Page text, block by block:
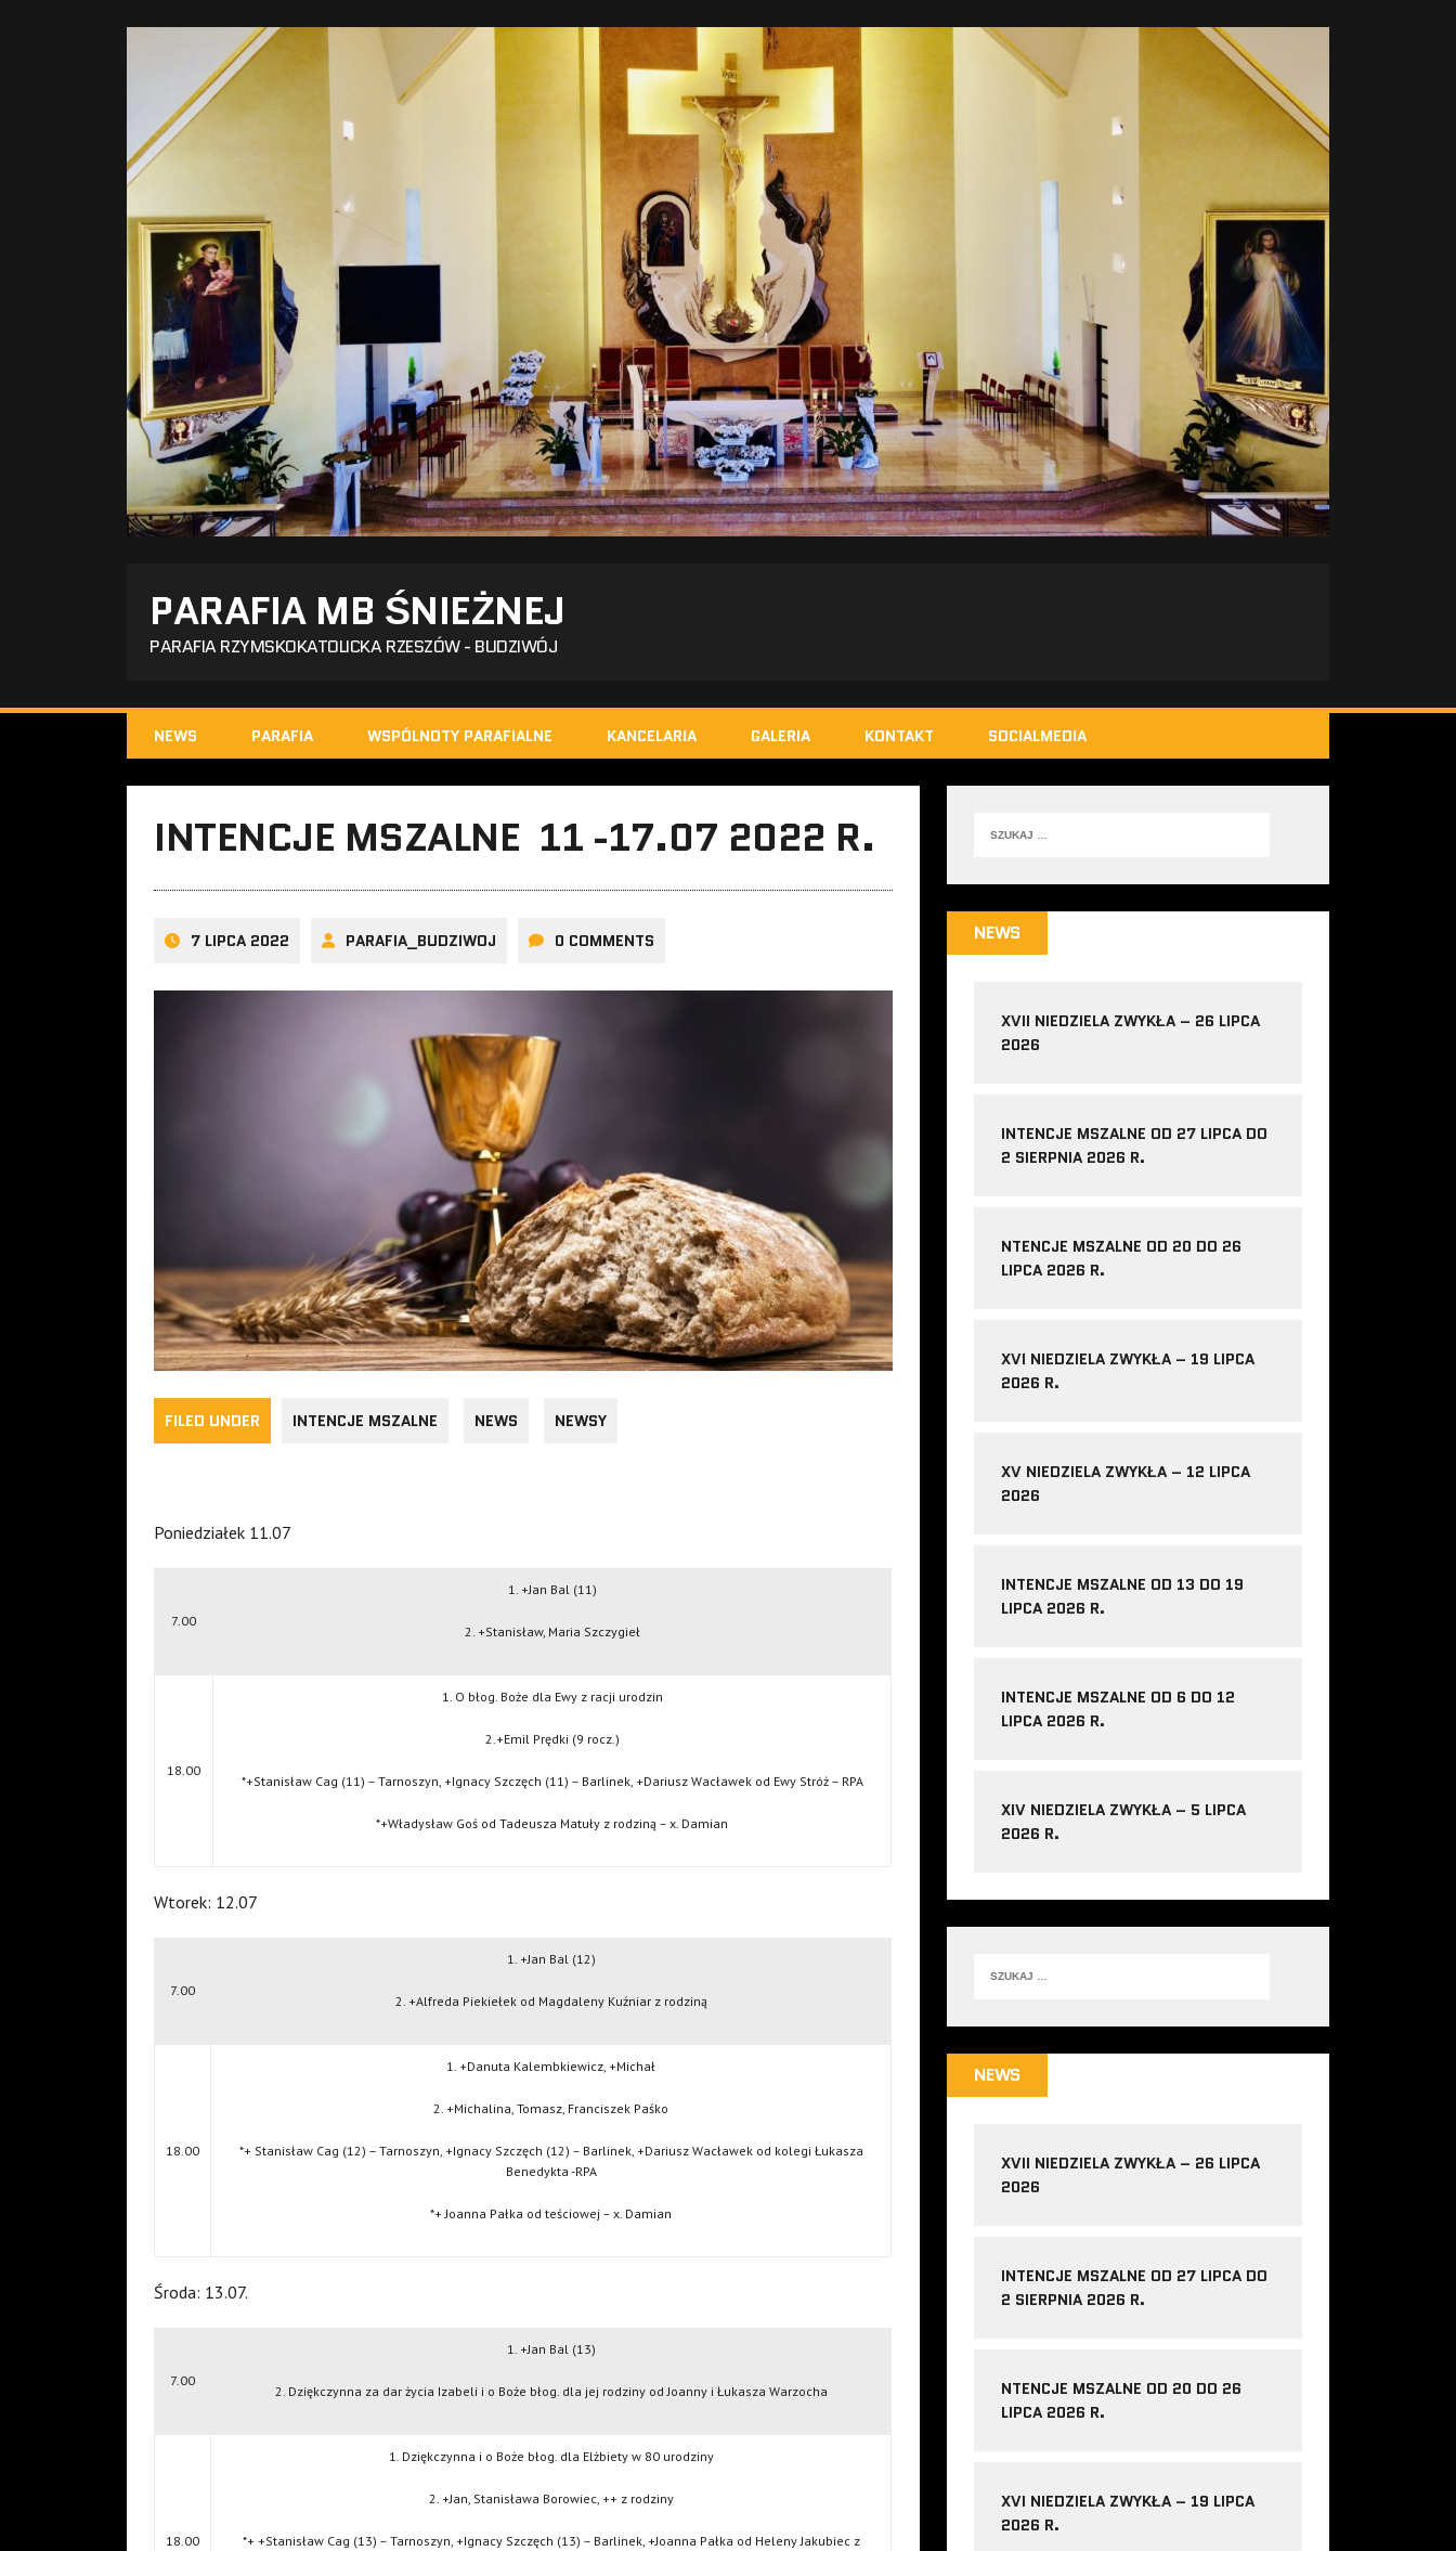
PARAFIA MB ŚNIEŻNEJ
PARAFIA RZYMSKOKATOLICKA RZESZÓW - BUDZIWÓJ
NEWS PARAFIA WSPÓLNOTY PARAFIALNE KANCELARIA GALERIA KONTAKT SOCIALMEDIA
INTENCJE MSZALNE 11 -17.07 2022 R.
7 LIPCA 2022 PARAFIA_BUDZIWOJ 0 COMMENTS
FILED UNDER INTENCJE MSZALNE NEWS NEWSY
Poniedziałek 11.07
7.00
1. +Jan Bal (11)
2. +Stanisław, Maria Szczygieł
18.00
1. O błog. Boże dla Ewy z racji urodzin
2.+Emil Prędki (9 rocz.)
*+Stanisław Cag (11) – Tarnoszyn, +Ignacy Szczęch (11) – Barlinek, +Dariusz Wacławek od Ewy Stróż – RPA
*+Władysław Goś od Tadeusza Matuły z rodziną – x. Damian
Wtorek: 12.07
7.00
1. +Jan Bal (12)
2. +Alfreda Piekiełek od Magdaleny Kuźniar z rodziną
18.00
1. +Danuta Kalembkiewicz, +Michał
2. +Michalina, Tomasz, Franciszek Paśko
*+ Stanisław Cag (12) – Tarnoszyn, +Ignacy Szczęch (12) – Barlinek, +Dariusz Wacławek od kolegi Łukasza
Benedykta -RPA
*+ Joanna Pałka od teściowej – x. Damian
Środa: 13.07.
7.00
1. +Jan Bal (13)
2. Dziękczynna za dar życia Izabeli i o Boże błog. dla jej rodziny od Joanny i Łukasza Warzocha
18.00
1. Dziękczynna i o Boże błog. dla Elżbiety w 80 urodziny
2. +Jan, Stanisława Borowiec, ++ z rodziny
*+ +Stanisław Cag (13) – Tarnoszyn, +Ignacy Szczęch (13) – Barlinek, +Joanna Pałka od Heleny Jakubiec z
NEWS
XVII NIEDZIELA ZWYKŁA – 26 LIPCA
2026
INTENCJE MSZALNE OD 27 LIPCA DO
2 SIERPNIA 2026 R.
NTENCJE MSZALNE OD 20 DO 26
LIPCA 2026 R.
XVI NIEDZIELA ZWYKŁA – 19 LIPCA
2026 R.
XV NIEDZIELA ZWYKŁA – 12 LIPCA
2026
INTENCJE MSZALNE OD 13 DO 19
LIPCA 2026 R.
INTENCJE MSZALNE OD 6 DO 12
LIPCA 2026 R.
XIV NIEDZIELA ZWYKŁA – 5 LIPCA
2026 R.
NEWS
XVII NIEDZIELA ZWYKŁA – 26 LIPCA
2026
INTENCJE MSZALNE OD 27 LIPCA DO
2 SIERPNIA 2026 R.
NTENCJE MSZALNE OD 20 DO 26
LIPCA 2026 R.
XVI NIEDZIELA ZWYKŁA – 19 LIPCA
2026 R.